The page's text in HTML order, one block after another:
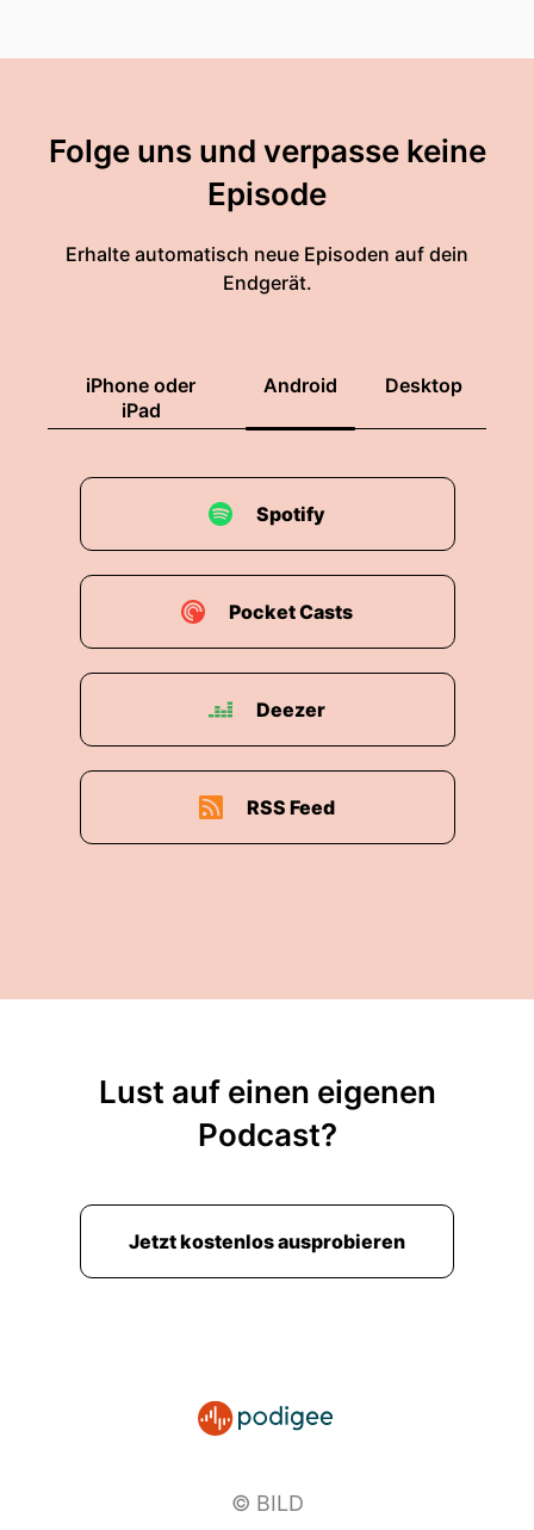
Folge uns und verpasse keine
Episode
Erhalte automatisch neue Episoden auf dein
Endgerät.
iPhone oder
iPad
Android Desktop
Spotify
Pocket Casts
Deezer
RSS Feed
Lust auf einen eigenen
Podcast?
Jetzt kostenlos ausprobieren
© BILD